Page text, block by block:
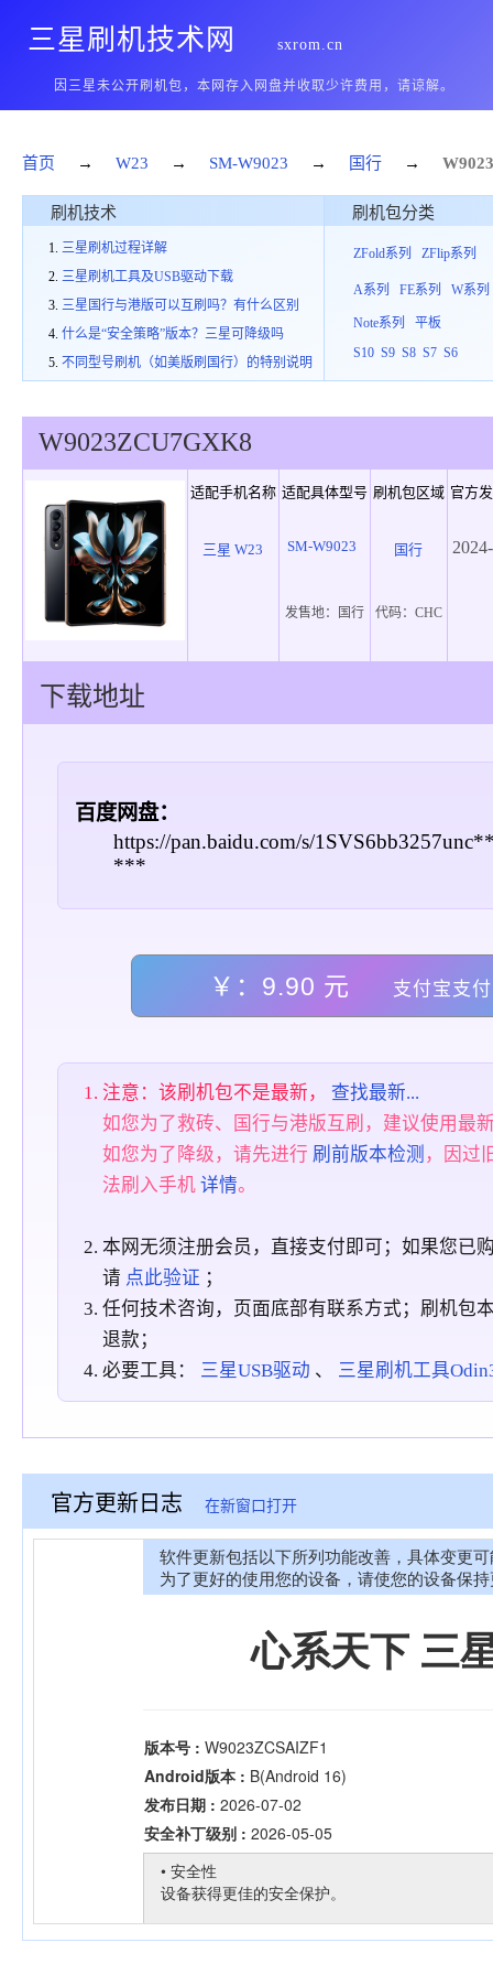
三星刷机技术网 sxrom.cn
因三星未公开刷机包，本网存入网盘并收取少许费用，请谅解。
首页 → W23 → SM-W9023 → 国行 → W9023
刷机技术
三星刷机过程详解
三星刷机工具及USB驱动下载
三星国行与港版可以互刷吗？有什么区别
什么是“安全策略”版本？三星可降级吗
不同型号刷机（如美版刷国行）的特别说明
刷机包分类
ZFold系列 ZFlip系列
A系列 FE系列 W系列
Note系列
平板
S10 S9 S8 S7 S6
W9023ZCU7GXK8
适配手机名称 适配具体型号 刷机包区域 官方
三星 W23 SM-W9023 国行
发售地： 国行 代码： CHC
下载地址
百度网盘：
https://pan.baidu.com/s/
***
￥：9.90 元 支付宝支付
注意：该刷机包不是最新， 查找最新...
如您为了救砖、国行与港版互刷，建议使用最
如您为了降级，请先进行 刷前版本检测 ，因过
法刷入手机详情。
本网无须注册会员，直接支付即可；如果您已
请 点此验证 ；
任何技术咨询，页面底部有联系方式；刷机包
退款；
必要工具： 三星USB驱动 、 三星刷机工具
官方更新日志 在新窗口打开